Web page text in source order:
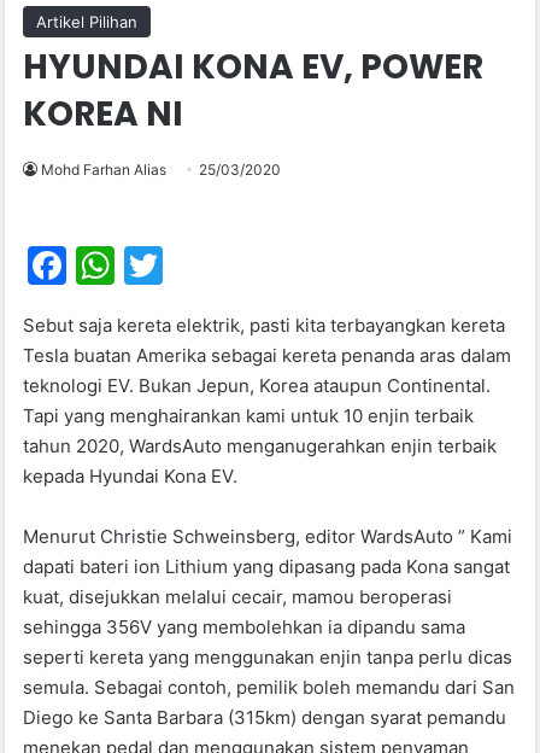
Artikel Pilihan
HYUNDAI KONA EV, POWER
KOREA NI
Mohd Farhan Alias 25/03/2020
F
c
e
b
o
o
k
W
at
s
A
p
p
itt
er
Sebut saja kereta elektrik, pasti kita terbayangkan kereta
Tesla buatan Amerika sebagai kereta penanda aras dalam
teknologi EV. Bukan Jepun, Korea ataupun Continental.
Tapi yang menghairankan kami untuk 10 enjin terbaik
tahun 2020, WardsAuto menganugerahkan enjin terbaik
kepada Hyundai Kona EV.
Menurut Christie Schweinsberg, editor WardsAuto ” Kami
dapati bateri ion Lithium yang dipasang pada Kona sangat
kuat, disejukkan melalui cecair, mamou beroperasi
sehingga 356V yang membolehkan ia dipandu sama
seperti kereta yang menggunakan enjin tanpa perlu dicas
semula. Sebagai contoh, pemilik boleh memandu dari San
Diego ke Santa Barbara (315km) dengan syarat pemandu
menekan pedal dan menggunakan sistem penyaman